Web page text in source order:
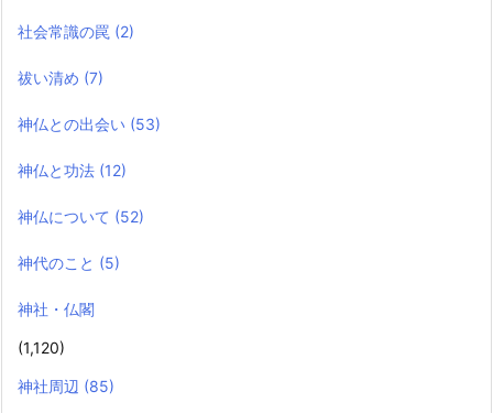
社会常識の罠 (2)
祓い清め (7)
神仏との出会い (53)
神仏と功法 (12)
神仏について (52)
神代のこと (5)
神社・仏閣
(1,120)
神社周辺 (85)